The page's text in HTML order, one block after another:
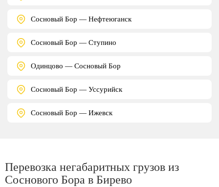
Сосновый Бор — Нефтеюганск
Сосновый Бор — Ступино
Одинцово — Сосновый Бор
Сосновый Бор — Уссурийск
Сосновый Бор — Ижевск
Перевозка негабаритных грузов из
Соснового Бора в Бирево